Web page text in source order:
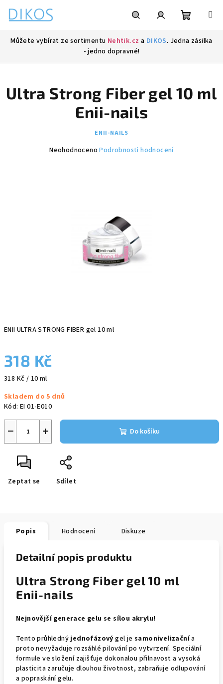
obsah
Můžete vybírat ze sortimentu Nehtik.cz a DIKOS. Jedna zásilka
- jedno dopravné!
ENII ULTRA STRONG FIBER gel 10 ml
318 Kč
Měrná
318 Kč / 10 ml
Skladem do 5 dnů
Kód: EI 01-E010
+
− Do košíku
Zeptat se Sdílet
Ultra Strong Fiber gel 10 ml
Enii-nails
ENII-NAILS
Průměrné
Neohodnoceno Podrobnosti hodnocení
Popis Hodnocení Diskuze
Detailní popis produktu
Ultra Strong Fiber gel 10 ml
Enii-nails
Nejnovější generace gelu se sílou akrylu!
Tento průhlednýjednofázový gel jesamonivelizačnía
proto nevyžaduje rozsáhlé pilování po vytvrzení. Speciální
formule ve složení zajišťuje dokonalou přilnavost a vysoká
plasticita zaručuje dlouhou životnost, zabraňuje odlupování
a popraskání gelu.